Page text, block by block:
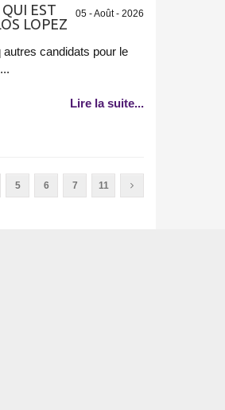
05 - Août - 2026
EST
LOPEZ
candidats pour le
Lire la suite...
5 6 7 11